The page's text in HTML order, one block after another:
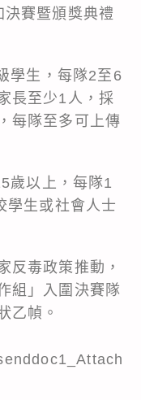
賽暨頒獎典禮
學生，每隊2至6
長至少1人，採
每隊至多可上傳
歲以上，每隊1
學生或社會人士
反毒政策推動，
組」入圍決賽隊
乙幀。